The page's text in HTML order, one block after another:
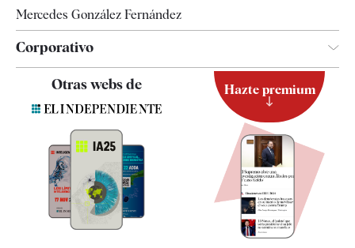
Mercedes González Fernández
Corporativo
Contacto
Quiénes somos
Especificaciones
Otras webs de Hazte premium